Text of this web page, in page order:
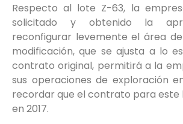
Respecto al lote Z-63, la
solicitado y obtenido la
reconfigurar levemente el área
modificación, que se ajusta a lo
contrato original, permitirá a la
sus operaciones de exploración
recordar que el contrato para este
en 2017.